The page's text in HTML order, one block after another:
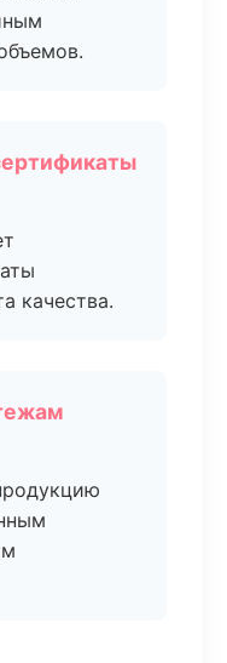
качества.